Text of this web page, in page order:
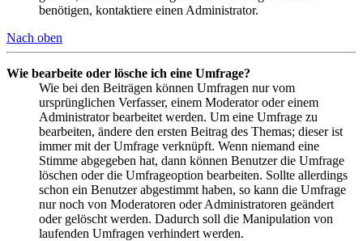
benötigen, kontaktiere einen Administrator.
Nach oben
Wie bearbeite oder lösche ich eine Umfrage?
Wie bei den Beiträgen können Umfragen nur vom
ursprünglichen Verfasser, einem Moderator oder einem
Administrator bearbeitet werden. Um eine Umfrage zu
bearbeiten, ändere den ersten Beitrag des Themas; dieser ist
immer mit der Umfrage verknüpft. Wenn niemand eine
Stimme abgegeben hat, dann können Benutzer die Umfrage
löschen oder die Umfrageoption bearbeiten. Sollte allerdings
schon ein Benutzer abgestimmt haben, so kann die Umfrage
nur noch von Moderatoren oder Administratoren geändert
oder gelöscht werden. Dadurch soll die Manipulation von
laufenden Umfragen verhindert werden.